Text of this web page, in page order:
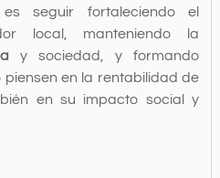
seguir fortaleciendo el
local, manteniendo la
y sociedad, y formando
piensen en la rentabilidad de
en su impacto social y